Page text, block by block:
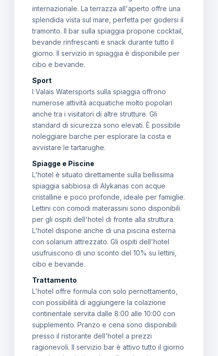
internazionale. La terrazza all'aperto offre una
splendida vista sul mare, perfetta per godersi il
tramonto. Il bar sulla spiaggia propone cocktail,
bevande rinfrescanti e snack durante tutto il
giorno. Il servizio in spiaggia è disponibile per
cibo e bevande.
Sport
I Valais Watersports sulla spiaggia offrono
numerose attività acquatiche molto popolari
anche tra i visitatori di altre strutture. Gli
standard di sicurezza sono elevati. È possibile
noleggiare barche per esplorare la costa e
avvistare le tartarughe.
Spiagge e Piscine
L'hotel è situato direttamente sulla bellissima
spiaggia sabbiosa di Alykanas con acque
cristalline e poco profonde, ideale per famiglie.
Lettini con comodi materassini sono disponibili
per gli ospiti dell'hotel di fronte alla struttura.
L'hotel dispone anche di una piscina esterna
con solarium attrezzato. Gli ospiti dell'hotel
usufruiscono di uno sconto del 10% su lettini,
cibo e bevande.
Trattamento
L'hotel offre formula con solo pernottamento,
con possibilità di aggiungere la colazione
continentale servita dalle 8:00 alle 10:00 con
supplemento. Pranzo e cena sono disponibili
presso il ristorante dell'hotel a prezzi
ragionevoli. Il servizio bar è attivo tutto il giorno